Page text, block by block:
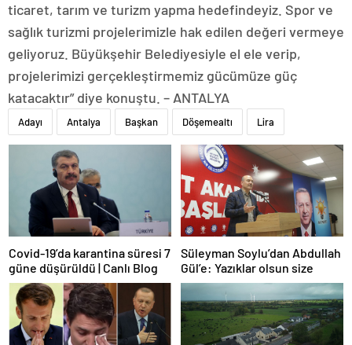
ticaret, tarım ve turizm yapma hedefindeyiz. Spor ve
sağlık turizmi projelerimizle hak edilen değeri vermeye
geliyoruz. Büyükşehir Belediyesiyle el ele verip,
projelerimizi gerçekleştirmemiz gücümüze güç
katacaktır” diye konuştu. – ANTALYA
Adayı Antalya Başkan Döşemealtı Lira
Covid-19’da karantina süresi 7
güne düşürüldü | Canlı Blog
Süleyman Soylu’dan Abdullah
Gül’e: Yazıklar olsun size